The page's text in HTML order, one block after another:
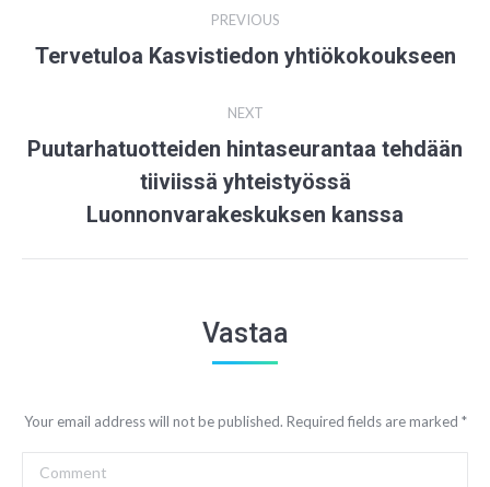
navigation
PREVIOUS
Previous
Tervetuloa Kasvistiedon yhtiökokoukseen
NEXT
Next
post:
Puutarhatuotteiden hintaseurantaa tehdään
tiiviissä yhteistyössä
Luonnonvarakeskuksen kanssa
Vastaa
Your email address will not be published. Required fields are marked *
Comment